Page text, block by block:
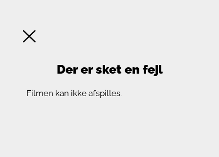
Der er sket en fejl
Filmen kan ikke afspilles.